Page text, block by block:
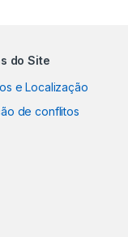
do Site
e Localização
de conflitos